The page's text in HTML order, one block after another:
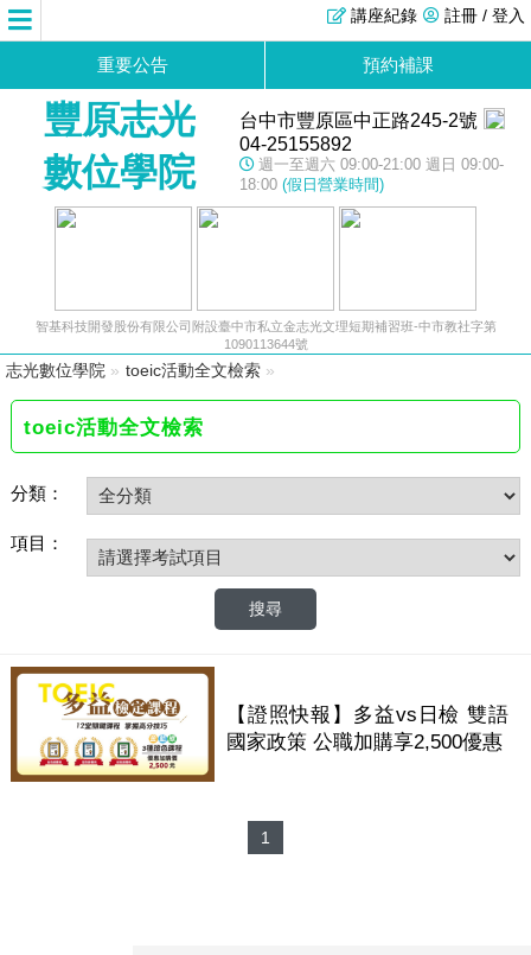
註冊 / 登入
講座紀錄
重要公告 預約補課
豐原志光
數位學院
台中市豐原區中正路245-2號
04-25155892
週一至週六 09:00-21:00 週日 09:00-
18:00 (假日營業時間)
智基科技開發股份有限公司附設臺中市私立金志光文理短期補習班-中市教社字第
1090113644號
志光數位學院 » toeic活動全文檢索 »
toeic活動全文檢索
分類：
項目：
【證照快報】多益vs日檢 雙語
國家政策 公職加購享2,500優惠
1